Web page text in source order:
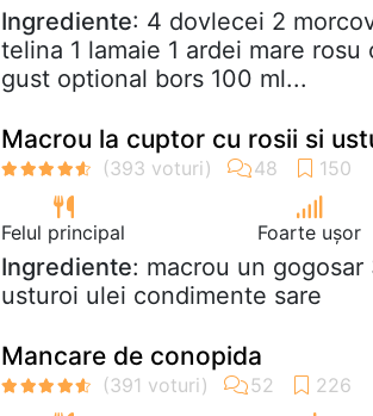
Ingrediente: 4 dovlecei 2
telina 1 lamaie 1 ardei mare
gust optional bors 100 ml...
Macrou la cuptor cu rosii si
Felul principal Foarte ușor
Ingrediente: macrou un
usturoi ulei condimente sare
Mancare de conopida